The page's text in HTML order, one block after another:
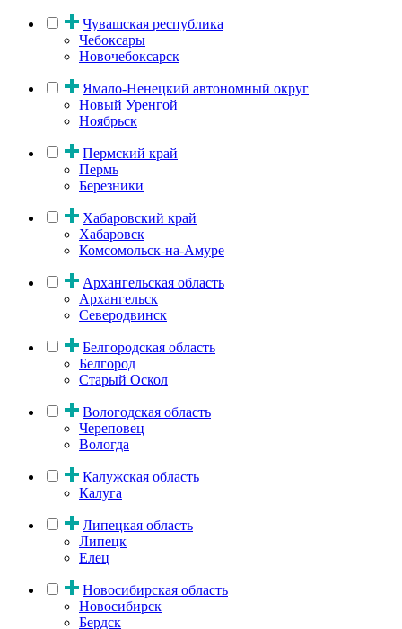
Чувашская республика
Чебоксары
Новочебоксарск
Ямало-Ненецкий автономный округ
Новый Уренгой
Ноябрьск
Пермский край
Пермь
Березники
Хабаровский край
Хабаровск
Комсомольск-на-Амуре
Архангельская область
Архангельск
Северодвинск
Белгородская область
Белгород
Старый Оскол
Вологодская область
Череповец
Вологда
Калужская область
Калуга
Липецкая область
Липецк
Елец
Новосибирская область
Новосибирск
Бердск